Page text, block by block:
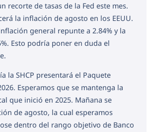
recorte de tasas de la Fed este mes.
la inflación de agosto en los EEUU.
general repunte a 2.84% y la
Esto podría poner en duda el
la SHCP presentará el Paquete
Esperamos que se mantenga la
que inició en 2025. Mañana se
de agosto, la cual esperamos
dentro del rango objetivo de Banco